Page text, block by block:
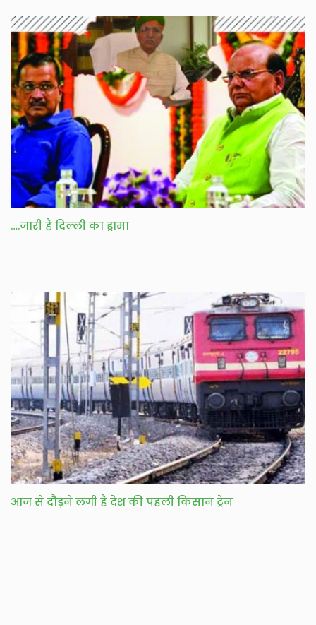
….जारी है दिल्ली का ड्रामा
आज से दौड़ने लगी है देश की पहली किसान ट्रेन